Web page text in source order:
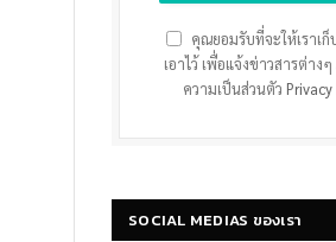
คุณยอมรับที่จะให้เราเ
เอาไว้ เพื่อแจ้งข่าวสารต่าง
ความเป็นส่วนตัว
SOCIAL MEDIAS ของเรา